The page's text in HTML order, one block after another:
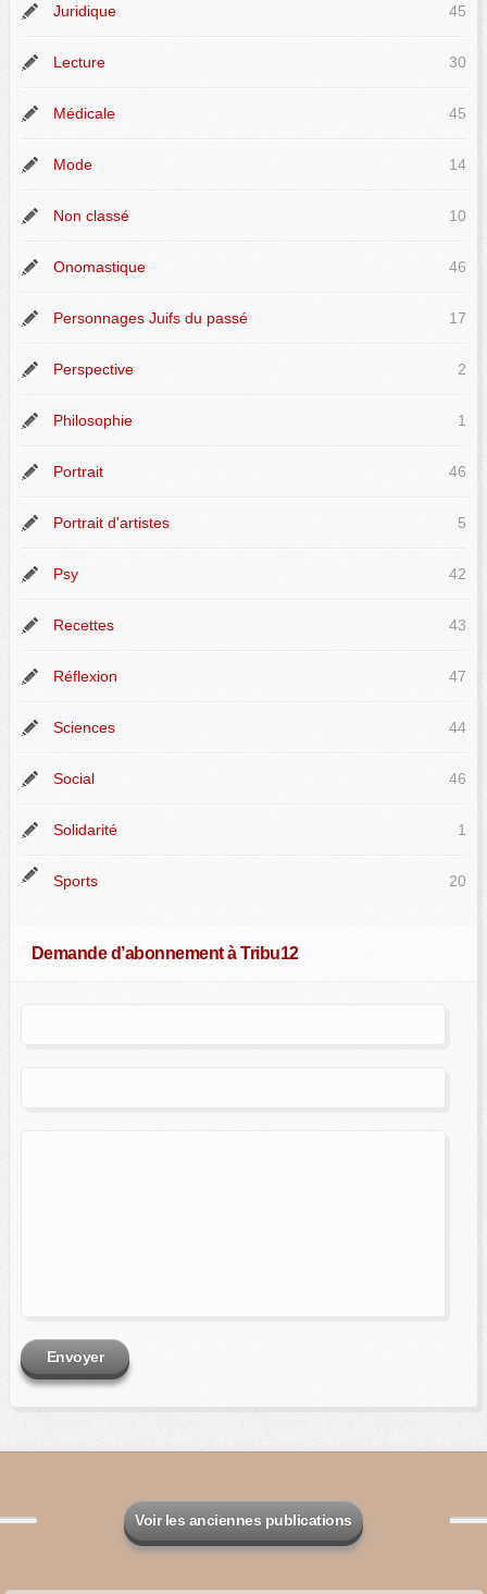
Juridique 45
Lecture 30
Médicale 45
Mode 14
Non classé 10
Onomastique 46
Personnages Juifs du passé 17
Perspective 2
Philosophie 1
Portrait 46
Portrait d'artistes 5
Psy 42
Recettes 43
Réflexion 47
Sciences 44
Social 46
Solidarité 1
Sports 20
Demande d’abonnement à Tribu12
Envoyer
Voir les anciennes publications